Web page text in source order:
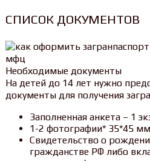
СПИСОК ДОКУМЕНТОВ
Необходимые документы
На детей до 14 лет нужно
документы для получения
Заполненная анкета – 1
1-2 фотографии* 35*45
Свидетельство о
гражданстве РФ либо